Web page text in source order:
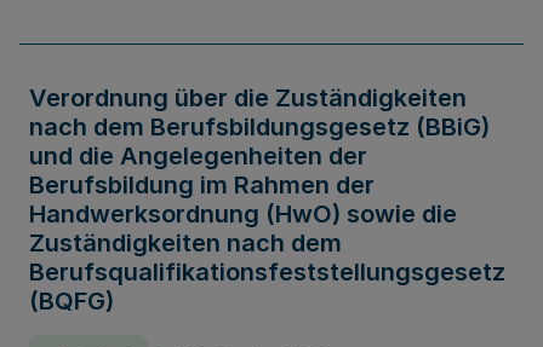
Verordnung über die Zuständigkeiten
nach dem Berufsbildungsgesetz (BBiG)
und die Angelegenheiten der
Berufsbildung im Rahmen der
Handwerksordnung (HwO) sowie die
Zuständigkeiten nach dem
Berufsqualifikationsfeststellungsgesetz
(BQFG)